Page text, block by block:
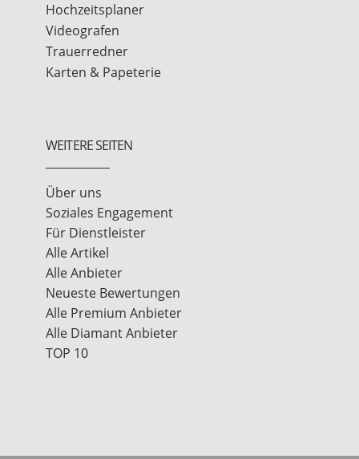
Hochzeitsplaner
Videografen
Trauerredner
Karten & Papeterie
WEITERE SEITEN
Über uns
Soziales Engagement
Für Dienstleister
Alle Artikel
Alle Anbieter
Neueste Bewertungen
Alle Premium Anbieter
Alle Diamant Anbieter
TOP 10